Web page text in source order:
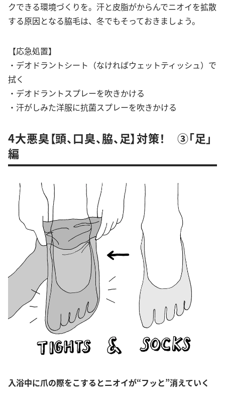
クできる環境づくりを。汗と皮脂がからんでニオイを拡散
する原因となる脇毛は、冬でもそっておきましょう。
【応急処置】
・デオドラントシート（なければウェットティッシュ）で
拭く
・デオドラントスプレーを吹きかける
・汗がしみた洋服に抗菌スプレーを吹きかける
4大悪臭【頭、口臭、脇、足】対策！ ③「足」
編
入浴中に爪の際をこするとニオイが“フッと”消えていく